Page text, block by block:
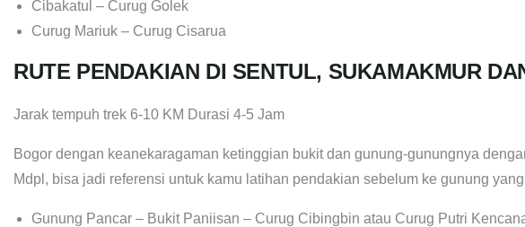
Cibakatul – Curug Golek
Curug Mariuk – Curug Cisarua
RUTE PENDAKIAN DI SENTUL, SUKAMAKMUR
Jarak tempuh trek 6-10 KM Durasi 4-5 Jam
Bogor dengan keanekaragaman ketinggian bukit dan gunung-gunungnya
Mdpl, bisa jadi referensi untuk kamu latihan pendakian sebelum ke gunung
Gunung Pancar – Bukit Paniisan – Curug Cibingbin atau Curug Putri